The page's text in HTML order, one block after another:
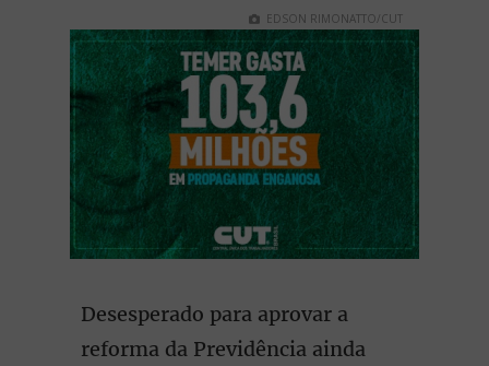
EDSON RIMONATTO/CUT
Desesperado para aprovar a
reforma da Previdência ainda